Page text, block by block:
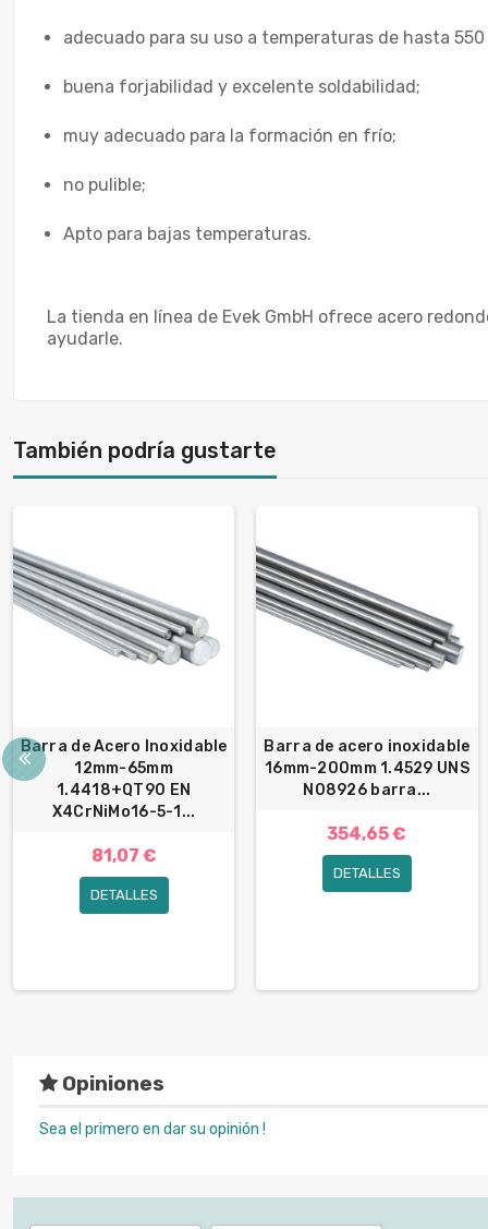
adecuado para su uso a temperaturas de hasta 550
buena forjabilidad y excelente soldabilidad;
muy adecuado para la formación en frío;
no pulible;
Apto para bajas temperaturas.
La tienda en línea de Evek GmbH ofrece acero
ayudarle.
También podría gustarte
Barra de Acero Inoxidable
12mm-65mm
1.4418+QT90 EN
X4CrNiMo16-5-1...
81,07 €
DETALLES
Barra de acero inoxidable
16mm-200mm 1.4529 UNS
N08926 barra...
354,65 €
DETALLES
Opiniones
Sea el primero en dar su opinión !